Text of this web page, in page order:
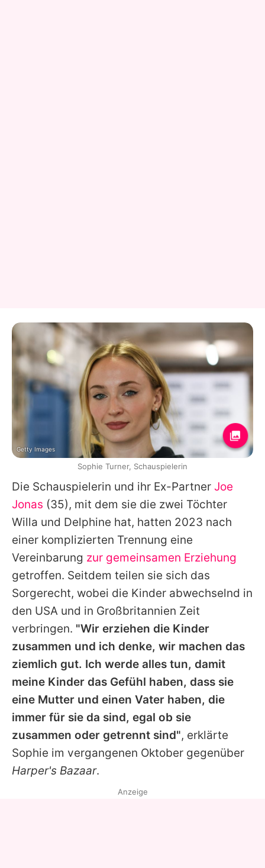
Die Schauspielerin und ihr Ex-Partner Joe
Jonas (35), mit dem sie die zwei Töchter
Willa und Delphine hat, hatten 2023 nach
einer komplizierten Trennung eine
Vereinbarung zur gemeinsamen Erziehung
getroffen. Seitdem teilen sie sich das
Sorgerecht, wobei die Kinder abwechselnd in
den USA und in Großbritannien Zeit
verbringen. "Wir erziehen die Kinder
zusammen und ich denke, wir machen das
ziemlich gut. Ich werde alles tun, damit
meine Kinder das Gefühl haben, dass sie
eine Mutter und einen Vater haben, die
immer für sie da sind, egal ob sie
zusammen oder getrennt sind", erklärte
Sophie im vergangenen Oktober gegenüber
Harper's Bazaar.
Getty Images
Sophie Turner, Schauspielerin
Anzeige